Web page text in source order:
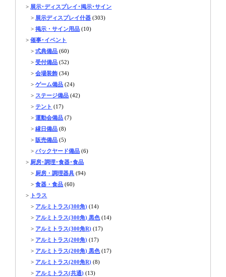
> 展示･ディスプレイ･掲示･サイン
> 展示ディスプレイ什器 (303)
>掲示・サイン用品 (10)
>催事･イベント
>式典備品 (60)
>受付備品 (52)
>会場装飾 (34)
>ゲーム備品 (24)
> ステージ備品 (42)
>テント (17)
>運動会備品 (7)
>縁日備品 (8)
> 販売備品 (5)
>バックヤード備品 (6)
> 厨房･調理･食器･食品
> 厨房・調理器具 (94)
>食器・食品 (60)
> トラス
> アルミトラス(300角) (14)
> アルミトラス(300角) 黒色 (14)
> アルミトラス(300角R) (17)
> アルミトラス(200角) (17)
> アルミトラス(200角) 黒色 (17)
> アルミトラス(200角R) (8)
> アルミトラス(共通) (13)